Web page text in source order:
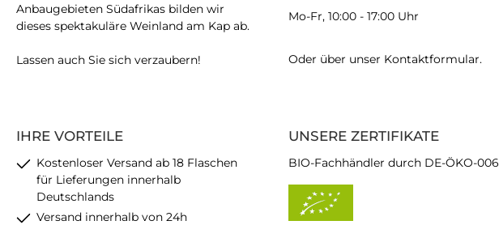
Mo-Fr, 10:00 - 17:00 Uhr
Oder über unser Kontaktformular.
IHRE VORTEILE
Kostenloser Versand ab 18 Flaschen
für Lieferungen innerhalb
Deutschlands
Versand innerhalb von 24h
Anbaugebieten Südafrikas bilden wir
dieses spektakuläre Weinland am Kap ab.
Lassen auch Sie sich verzaubern!
UNSERE ZERTIFIKATE
BIO-Fachhändler durch DE-ÖKO-006